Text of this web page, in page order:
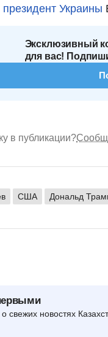
президент Украины
Эксклюзивный
для вас!
в публикации?
США Дональд
свежих новостях